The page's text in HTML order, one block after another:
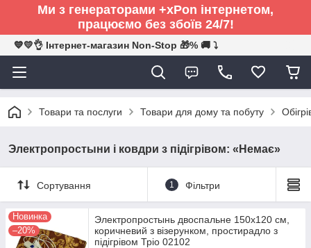
Ми з генераторами +xPon інтернетом,
працюємо без збоїв 24/7!
💙💛👌 Інтернет-магазин Non-Stop 🎁% 🚚 ⤵
Товари та послуги Товари для дому та побуту
Электропростыни і ковдри з підігрівом: «Немає»
Сортування 1 Фільтри
Новинка
–20%
Электропростынь двоспальне 150х120 см,
коричневий з візерунком, простирадло з
підігрівом Тріо 02102